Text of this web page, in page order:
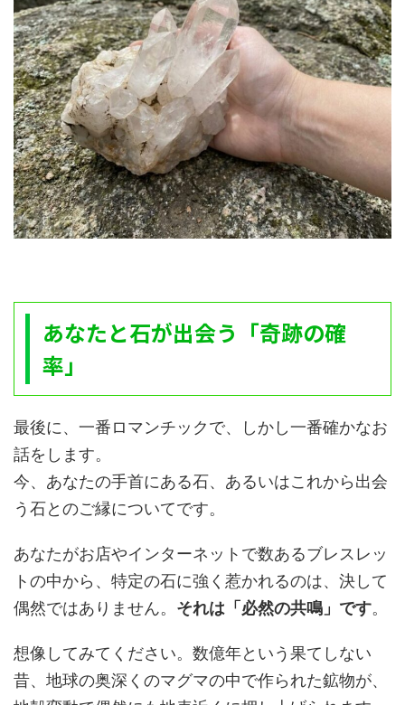
あなたと石が出会う「奇跡の確
率」
最後に、一番ロマンチックで、しかし一番確かなお
話をします。
今、あなたの手首にある石、あるいはこれから出会
う石とのご縁についてです。
あなたがお店やインターネットで数あるブレスレッ
トの中から、特定の石に強く惹かれるのは、決して
偶然ではありません。 それは「必然の共鳴」です。
想像してみてください。数億年という果てしない
昔、地球の奥深くのマグマの中で作られた鉱物が、